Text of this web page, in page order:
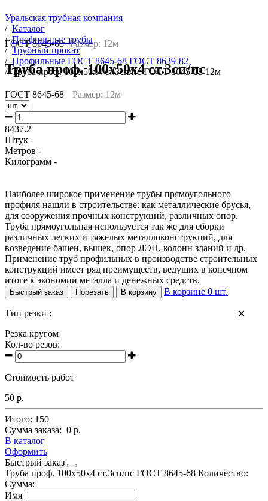
Уральская трубная компания
/ Каталог
/ Профильные трубы
/ Трубный прокат
/ Профильные ГОСТ 8645-68 ГОСТ 8639-82
/ Труба проф. 100х50х4 ст.3сп/пс ГОСТ 8645-68 12м
ГОСТ 8645-68 Размер: 12м
Труба проф. 100х50х4 ст.3сп/пс
ГОСТ 8645-68 Размер: 12м
8437.2
Штук -
Метров -
Килограмм -
Наиболее широкое применение трубы прямоугольного
профиля нашли в строительстве: как металлические брусья,
для сооружения прочных конструкций, различных опор.
Труба прямоугольная используется так же для сборки
различных легких и тяжелых металлоконструкций, для
возведение башен, вышек, опор ЛЭП, колонн зданий и др.
Применение труб профильных в производстве строительных
конструкций имеет ряд преимуществ, ведущих в конечном
итоге к экономии металла и денежных средств.
Быстрый заказ Порезать В корзину В корзине 0 шт.
✕
Тип резки :
Резка кругом
Кол-во резов:
Стоимость работ
50 р.
Итого: 150
Сумма заказа: 0 р.
В каталог
Оформить
Быстрый заказ
Труба проф. 100х50х4 ст.3сп/пс ГОСТ 8645-68 Количество:
Сумма:
Имя